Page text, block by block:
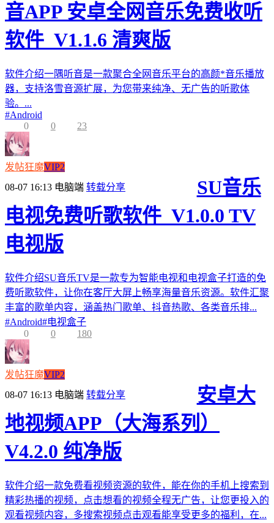
音APP 安卓全网音乐免费收听
软件_V1.1.6 清爽版
软件介绍一隅听音是一款聚合全网音乐平台的高颜*音乐播放
器，支持洛雪音源扩展，为您带来纯净、无广告的听歌体
验。...
#Android
0
0 23
发帖狂魔VIP2
08-07 16:13 电脑端 转载分享
SU音乐
电视免费听歌软件_V1.0.0 TV
电视版
软件介绍SU音乐TV是一款专为智能电视和电视盒子打造的免
费听歌软件，让你在客厅大屏上畅享海量音乐资源。软件汇聚
丰富的歌单内容，涵盖热门歌单、抖音热歌、各类音乐排...
#Android#电视盒子
0
0 180
发帖狂魔VIP2
08-07 16:13 电脑端 转载分享
安卓大
地视频APP（大海系列）
V4.2.0 纯净版
软件介绍一款免费看视频资源的软件，能在你的手机上搜索到
精彩热播的视频，点击想看的视频全程无广告，让您更投入的
观看视频内容，多搜索视频点击观看能享受更多的福利，在...